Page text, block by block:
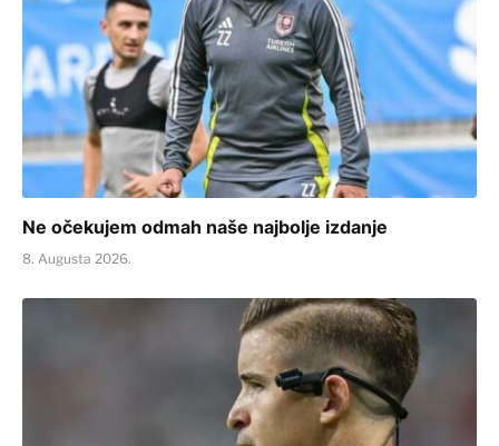
Ne očekujem odmah naše najbolje izdanje
8. Augusta 2026.